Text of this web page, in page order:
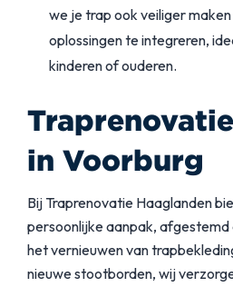
we je trap ook veiliger
oplossingen te integreren,
kinderen of ouderen.
in Voorburg
Bij Traprenovatie Haaglanden
persoonlijke aanpak, afgestemd
het vernieuwen van
nieuwe stootborden, wij